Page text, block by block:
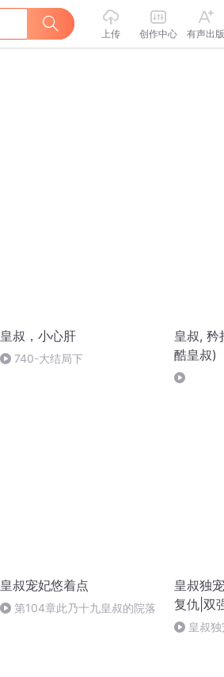
上传 创作中心 有声出版
皇叔，小心肝
740-大结局下
皇叔, 矜
酷皇叔)
皇叔宠妃悠着点
第104章此乃十九皇叔的院落
皇叔独
复仇|双
皇叔